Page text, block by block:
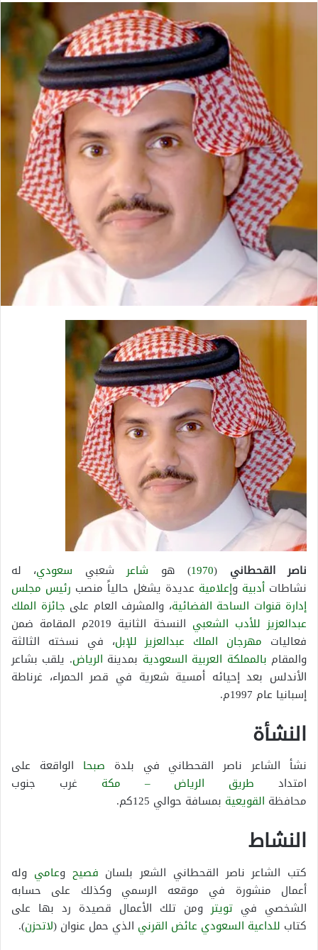
ناصر القحطاني (
1970) هو شاعر شعبي سعودي، له
نشاطاتأدبية وإعلامية عديدة يشغل حالياً منصب رئيس مجلس
إدارة قنوات الساحة الفضائية، والمشرف العام على جائزة الملك
عبدالعزيز للأدب الشعبي
النسخة الثانية 2019م المقامة ضمن
فعاليات مهرجان الملك عبدالعزيز للإبل، في نسخته الثالثة
والمقام بالمملكة العربية السعودية بمدينة الرياض. يلقب بشاعر
الأندلس بعد إحيائه أمسية شعرية في قصر الحمراء، غرناطة
إسبانيا عام 1997م.
النشأة
نشأ الشاعر ناصر القحطاني في بلدة صبحا الواقعة على
امتداد طريق الرياض – مكة غرب جنوب
محافظة القويعية بمسافة حوالي 125كم.
النشاط
كتب الشاعر ناصر القحطاني الشعر بلسان فصيح وعامي وله
أعمال منشورة في موقعه الرسمي وكذلك على حسابه
الشخصي في تويتر ومن تلك الأعمال قصيدة رد بها على
كتاب للداعية السعودي عائض القرني الذي حمل عنوان (لاتحزن).